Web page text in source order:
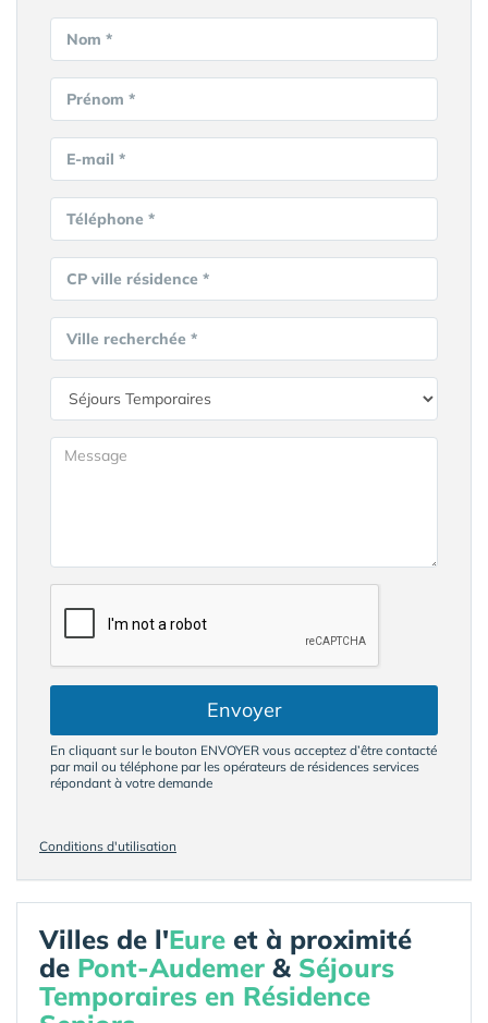
Nom *
Prénom *
E-mail *
Téléphone *
CP ville résidence *
Ville recherchée *
Envoyer
En cliquant sur le bouton ENVOYER vous acceptez d’être contacté
par mail ou téléphone par les opérateurs de résidences services
répondant à votre demande
Conditions d'utilisation
Villes de l'Eure et à proximité
de Pont-Audemer & Séjours
Temporaires en Résidence